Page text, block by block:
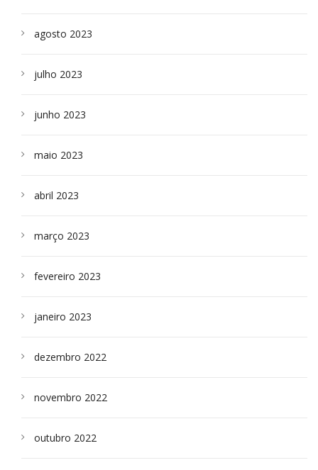
agosto 2023
julho 2023
junho 2023
maio 2023
abril 2023
março 2023
fevereiro 2023
janeiro 2023
dezembro 2022
novembro 2022
outubro 2022